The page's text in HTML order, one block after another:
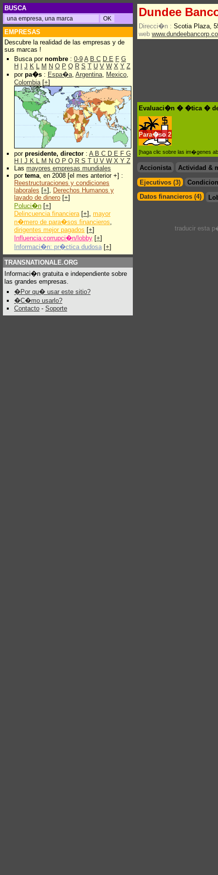
BUSCA
EMPRESAS
Descubre la realidad de las empresas y de
sus marcas !
Busca por nombre : 0-9 A B C D E F G
H
J K L M N O P Q R S T U V W X Y Z
por pa�s : Espa�a, Argentina, Mexico,
Colombia[+]
por presidente, director : A B C D E F G
H
J K L M N O P Q R S T U V W X Y Z
Las mayores empresas mundiales
por tema, en 2008 [el mes anterior +] :
Reestructuraciones y condiciones
laborales [+], Derechos Humanos y
lavado de dinero [+]
Poluci�n [+]
Delincuencia financiera[+], mayor
n�mero de para�sos financieros,
dirigentes mejor pagados [+]
Influencia:corrupci�n/lobby [+]
Informaci�n: pr�ctica dudosa [+]
TRANSNATIONALE.ORG
Informaci�n gratuita e independiente sobre
las grandes empresas.
�Por qu� usar este sitio?
�C�mo usarlo?
Contacto - Soporte
Dundee
Direcci�n : Scotia Plaza,
web
Evaluaci�n � �tica �
Para�so 2
[haga clic sobre las im�genes
Accionista
Actividad &
Ejecutivos (3)
Datos financieros (4)
traducir esta